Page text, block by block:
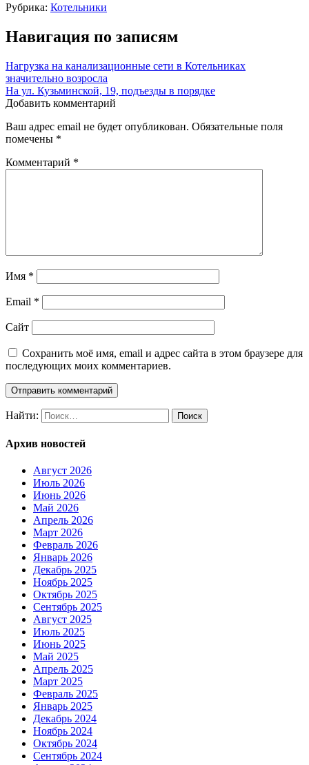
Рубрика: Котельники
Навигация по записям
Нагрузка на канализационные сети в Котельниках
значительно возросла
На ул. Кузьминской, 19, подъезды в порядке
Добавить комментарий
Ваш адрес email не будет опубликован. Обязательные поля
помечены *
Комментарий *
Имя *
Email *
Сайт
Сохранить моё имя, email и адрес сайта в этом браузере для
последующих моих комментариев.
Найти:
Архив новостей
Август 2026
Июль 2026
Июнь 2026
Май 2026
Апрель 2026
Март 2026
Февраль 2026
Январь 2026
Декабрь 2025
Ноябрь 2025
Октябрь 2025
Сентябрь 2025
Август 2025
Июль 2025
Июнь 2025
Май 2025
Апрель 2025
Март 2025
Февраль 2025
Январь 2025
Декабрь 2024
Ноябрь 2024
Октябрь 2024
Сентябрь 2024